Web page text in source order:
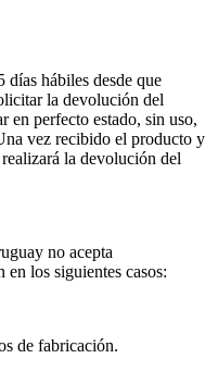
días hábiles desde que
la devolución del
en perfecto estado, sin uso,
vez recibido el producto y
la devolución del
no acepta
en los siguientes casos:
de fabricación.